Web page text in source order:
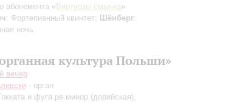
абонемента « Виртуозы смычка»
: Фортепианный квинтет; Шёнберг:
ночь
культура Польши»
вечер
- орган
и фуга ре минор (дорийская),